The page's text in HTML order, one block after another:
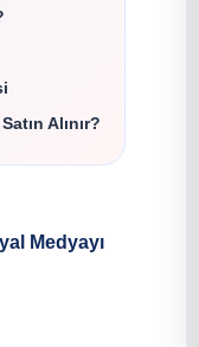
Alınır?
Medyayı